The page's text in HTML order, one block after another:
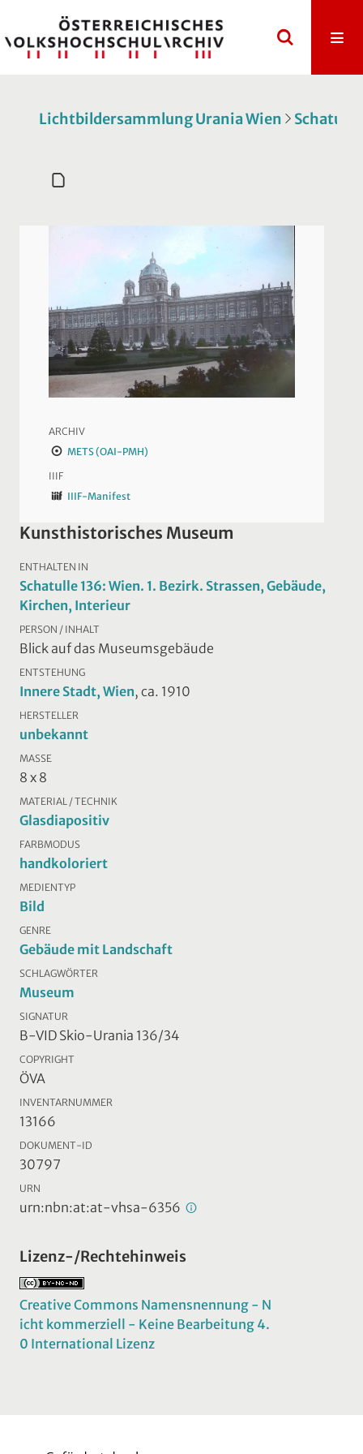
Lichtbildersammlung Urania Wien Schatulle
ARCHIV
METS (OAI-PMH)
IIIF
IIIF-Manifest
Kunsthistorisches Museum
ENTHALTEN IN
Schatulle 136: Wien. 1. Bezirk. Strassen, Gebäude,
Kirchen, Interieur
PERSON / INHALT
Blick auf das Museumsgebäude
ENTSTEHUNG
Innere Stadt, Wien, ca. 1910
HERSTELLER
unbekannt
MASSE
8 x 8
MATERIAL / TECHNIK
Glasdiapositiv
FARBMODUS
handkoloriert
MEDIENTYP
Bild
GENRE
Gebäude mit Landschaft
SCHLAGWÖRTER
Museum
SIGNATUR
B-VID Skio-Urania 136/34
COPYRIGHT
ÖVA
INVENTARNUMMER
13166
DOKUMENT-ID
30797
URN
urn:nbn:at:at-vhsa-6356
Lizenz-/Rechtehinweis
Creative Commons Namensnennung - N
icht kommerziell - Keine Bearbeitung 4.
0 International Lizenz